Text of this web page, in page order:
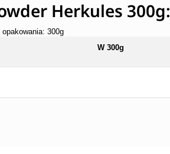
Herkules 300g:
300g
W 300g